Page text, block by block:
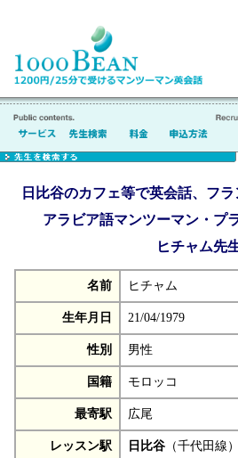
日比谷のカフェ等で英会話、フラ
アラビア語マンツーマン・プ
ヒチャム先
名前 ヒチャム
生年月日 21/04/1979
性別 男性
国籍 モロッコ
最寄駅 広尾
レッスン駅 日比谷 （千代田線）